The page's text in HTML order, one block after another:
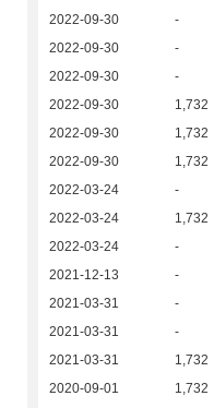
2022-09-30
-
2022-09-30
-
2022-09-30
-
2022-09-30
1,732
2022-09-30
1,732
2022-09-30
1,732
2022-03-24
-
2022-03-24
1,732
2022-03-24
-
2021-12-13
-
2021-03-31
-
2021-03-31
-
2021-03-31
1,732
2020-09-01
1,732